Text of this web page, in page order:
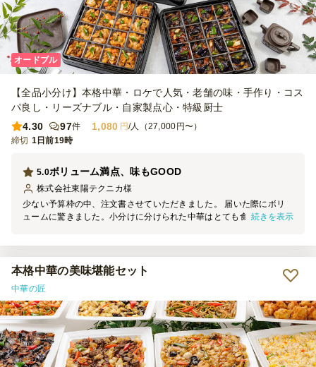
オードブル
【全品小分け】本格中華・ロケで人気・老舗の味・手作り・コス
パ良し・リーズナブル・自家製点心・特級厨士
4.30
97件 1,080 円/人（27,000円〜）
締切 1日前19時
ボリューム満点、味もGOOD
5.0
株式会社東陽テクニカ様
少ない予算枠の中、注文書させていただきました。 届いた際にボリ
ュームに驚きました。小分けに分けられた中華はとても食べやすく立
続きを表示
本格中華の美味堪能セット
中華の匠